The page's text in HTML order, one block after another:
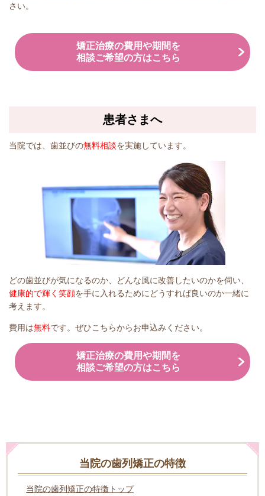
さい。
矯正治療の費用や期間を
相談ご希望の方はこちら
患者さまへ
当院では、歯並びの無料相談を実施しています。
どの歯並びが気になるのか、どんな風に改善したいのかを伺い、
健康的で輝く笑顔を手に入れるためにどうすれば良いのか一緒に
考えます。
費用は無料です。ぜひこちらからお申込みください。
矯正治療の費用や期間を
相談ご希望の方はこちら
当院の歯列矯正の特徴
当院の歯列矯正の特徴トップ